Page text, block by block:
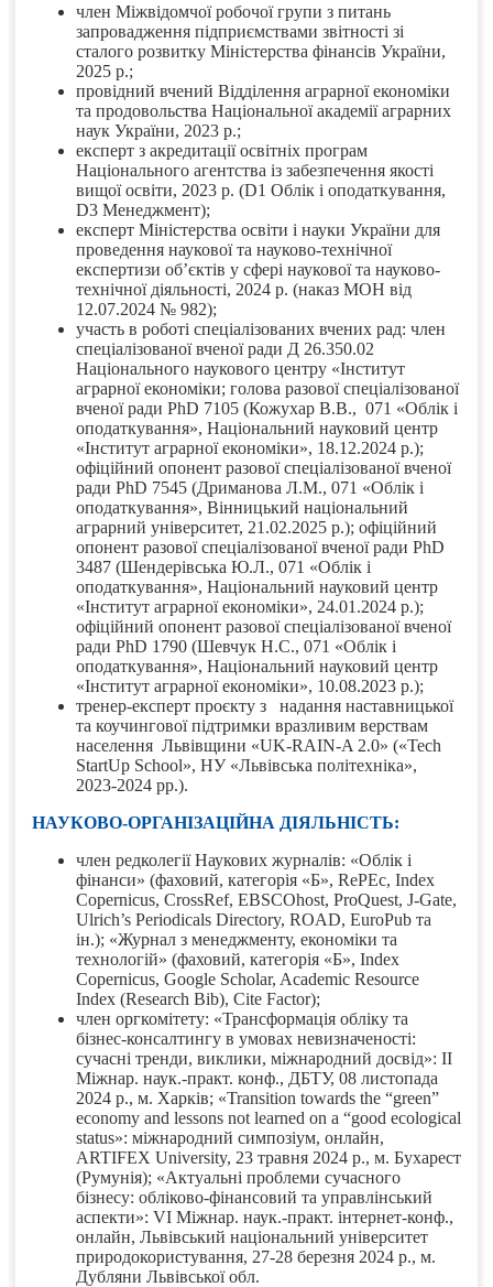
член Міжвідомчої робочої групи з питань
запровадження підприємствами звітності зі
сталого розвитку Міністерства фінансів України,
2025 р.;
провідний вчений Відділення аграрної економіки
та продовольства Національної академії аграрних
наук України, 2023 р.;
експерт з акредитації освітніх програм
Національного агентства із забезпечення якості
вищої освіти, 2023 р. (D1 Облік і оподаткування,
D3 Менеджмент);
експерт Міністерства освіти і науки України для
проведення наукової та науково-технічної
експертизи обʼєктів у сфері наукової та науково-
технічної діяльності, 2024 р. (наказ МОН від
12.07.2024 № 982);
участь в роботі спеціалізованих вчених рад: член
спеціалізованої вченої ради Д 26.350.02
Національного наукового центру «Інститут
аграрної економіки; голова разової спеціалізованої
вченої ради PhD 7105 (Кожухар В.В., 071 «Облік і
оподаткування», Національний науковий центр
«Інститут аграрної економіки», 18.12.2024 р.);
офіційний опонент разової спеціалізованої вченої
ради PhD 7545 (Дриманова Л.М., 071 «Облік і
оподаткування», Вінницький національний
аграрний університет, 21.02.2025 р.); офіційний
опонент разової спеціалізованої вченої ради PhD
3487 (Шендерівська Ю.Л., 071 «Облік і
оподаткування», Національний науковий центр
«Інститут аграрної економіки», 24.01.2024 р.);
офіційний опонент разової спеціалізованої вченої
ради PhD 1790 (Шевчук Н.С., 071 «Облік і
оподаткування», Національний науковий центр
«Інститут аграрної економіки», 10.08.2023 р.);
тренер-експерт проєкту з надання наставницької
та коучингової підтримки вразливим верствам
населення Львівщини «UK-RAIN-A 2.0» («Tech
StartUp School», НУ «Львівська політехніка»,
2023-2024 рр.).
НАУКОВО-ОРГАНІЗАЦІЙНА ДІЯЛЬНІСТЬ:
член редколегії Наукових журналів: «Облік і
фінанси» (фаховий, категорія «Б», RePEc, Index
Copernicus, CrossRef, EBSCOhost, ProQuest, J-Gate,
Ulrich’s Periodicals Directory, ROAD, EuroPub та
ін.); «Журнал з менеджменту, економіки та
технологій» (фаховий, категорія «Б», Index
Copernicus, Google Scholar, Academic Resource
Index (Research Bib), Cite Factor);
член оргкомітету: «Трансформація обліку та
бізнес-консалтингу в умовах невизначеності:
сучасні тренди, виклики, міжнародний досвід»: ІІ
Міжнар. наук.-практ. конф., ДБТУ, 08 листопада
2024 р., м. Харків; «Transition towards the “green”
economy and lessons not learned on a “good ecological
status»: міжнародний симпозіум, онлайн,
ARTIFEX University, 23 травня 2024 р., м. Бухарест
(Румунія); «Актуальні проблеми сучасного
бізнесу: обліково-фінансовий та управлінський
аспекти»: VІ Міжнар. наук.-практ. інтернет-конф.,
онлайн, Львівський національний університет
природокористування, 27-28 березня 2024 р., м.
Дубляни Львівської обл.